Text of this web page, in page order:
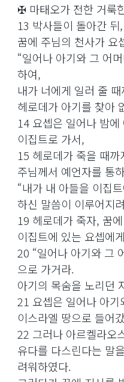
✠ 마태오가 전한 거룩
13 박사들이 돌아간 뒤,
꿈에 주님의 천사가 요
“일어나 아기와 그 어
하여,
내가 너에게 일러 줄
헤로데가 아기를 찾아
14 요셉은 일어나 밤
이집트로 가서,
15 헤로데가 죽을 때
주님께서 예언자를 통
“내가 내 아들을 이집
하신 말씀이 이루어지
19 헤로데가 죽자, 꿈
이집트에 있는 요셉에
20 “일어나 아기와 그
으로 가거라.
아기의 목숨을 노리던
21 요셉은 일어나 아
이스라엘 땅으로 들어
22 그러나 아르켈라오
유다를 다스린다는 말
려워하였다.